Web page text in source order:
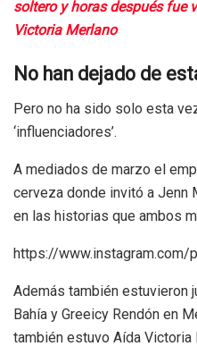
soltero y horas después fue
Victoria Merlano
No han dejado de
Pero no ha sido solo esta
‘influenciadores’.
A mediados de marzo el
cerveza donde invitó a Jenn
en las historias que ambos
https://www.instagram.com/
Además también estuvieron
Bahía y Greeicy Rendón en
también estuvo Aída Victoria